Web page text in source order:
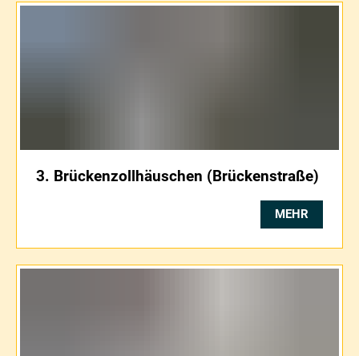
3. Brückenzollhäuschen (Brückenstraße)
MEHR